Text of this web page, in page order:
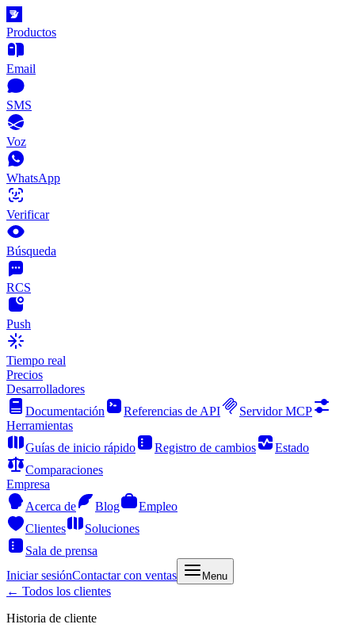
Productos
Email
SMS
Voz
WhatsApp
Verificar
Búsqueda
RCS
Push
Tiempo real
Precios
Desarrolladores
Documentación
Referencias de API
Servidor MCP
Herramientas
Guías de inicio rápido
Registro de cambios
Estado
Comparaciones
Empresa
Acerca de
Blog
Empleo
Clientes
Soluciones
Sala de prensa
Iniciar sesiónContactar con ventas Menu
← Todos los clientes
Historia de cliente